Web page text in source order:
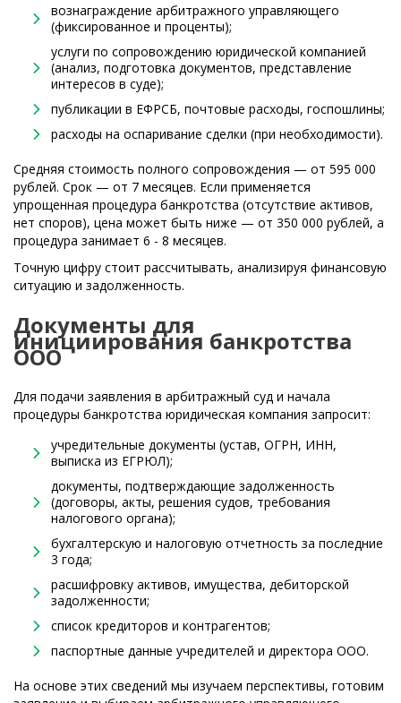
вознаграждение арбитражного управляющего
(фиксированное и проценты);
услуги по сопровождению юридической компанией
(анализ, подготовка документов, представление
интересов в суде);
публикации в ЕФРСБ, почтовые расходы, госпошлины;
расходы на оспаривание сделки (при необходимости).
Средняя стоимость полного сопровождения — от 595 000
рублей. Срок — от 7 месяцев. Если применяется
упрощенная процедура банкротства (отсутствие активов,
нет споров), цена может быть ниже — от 350 000 рублей, а
процедура занимает 6 - 8 месяцев.
Точную цифру стоит рассчитывать, анализируя финансовую
ситуацию и задолженность.
Документы для
инициирования банкротства
ООО
Для подачи заявления в арбитражный суд и начала
процедуры банкротства юридическая компания запросит:
учредительные документы (устав, ОГРН, ИНН,
выписка из ЕГРЮЛ);
документы, подтверждающие задолженность
(договоры, акты, решения судов, требования
налогового органа);
бухгалтерскую и налоговую отчетность за последние
3 года;
расшифровку активов, имущества, дебиторской
задолженности;
список кредиторов и контрагентов;
паспортные данные учредителей и директора ООО.
На основе этих сведений мы изучаем перспективы, готовим